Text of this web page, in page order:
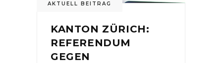
AKTUELL BEITRAG
KANTON ZÜRICH:
REFERENDUM
GEGEN